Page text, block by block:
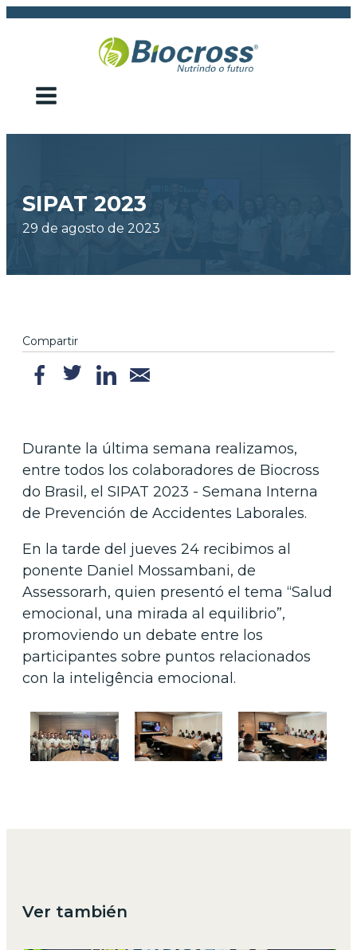
SIPAT 2023
29 de agosto de 2023
Compartir
Durante la última semana realizamos,
entre todos los colaboradores de Biocross
do Brasil, el SIPAT 2023 - Semana Interna
de Prevención de Accidentes Laborales.
En la tarde del jueves 24 recibimos al
ponente Daniel Mossambani, de
Assessorarh, quien presentó el tema “Salud
emocional, una mirada al equilibrio”,
promoviendo un debate entre los
participantes sobre puntos relacionados
con la inteligência emocional.
Ver también